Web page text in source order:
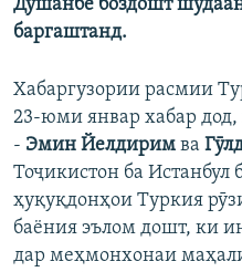
Душанбе боздошт
баргаштанд.
Хабаргузории расмии
23-юми январ хабар
- Эмин Йелдирим ва
Тоҷикистон ба
ҳуқуқдонҳои Туркия
баёния эълом дошт, ки
дар меҳмонхонаи